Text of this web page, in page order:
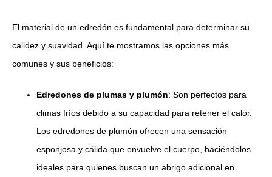
El material de un edredón es fundamental para determinar su
calidez y suavidad. Aquí te mostramos las opciones más
comunes y sus beneficios:
Edredones de plumas y plumón: Son perfectos para
climas fríos debido a su capacidad para retener el calor.
Los edredones de plumón ofrecen una sensación
esponjosa y cálida que envuelve el cuerpo, haciéndolos
ideales para quienes buscan un abrigo adicional en